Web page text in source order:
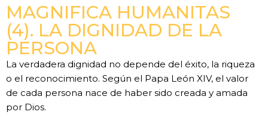
MAGNIFICA HUMANITAS
(4). LA DIGNIDAD DE LA
PERSONA
La verdadera dignidad no depende del éxito, la riqueza
o el reconocimiento. Según el Papa León XIV, el valor
de cada persona nace de haber sido creada y amada
por Dios.